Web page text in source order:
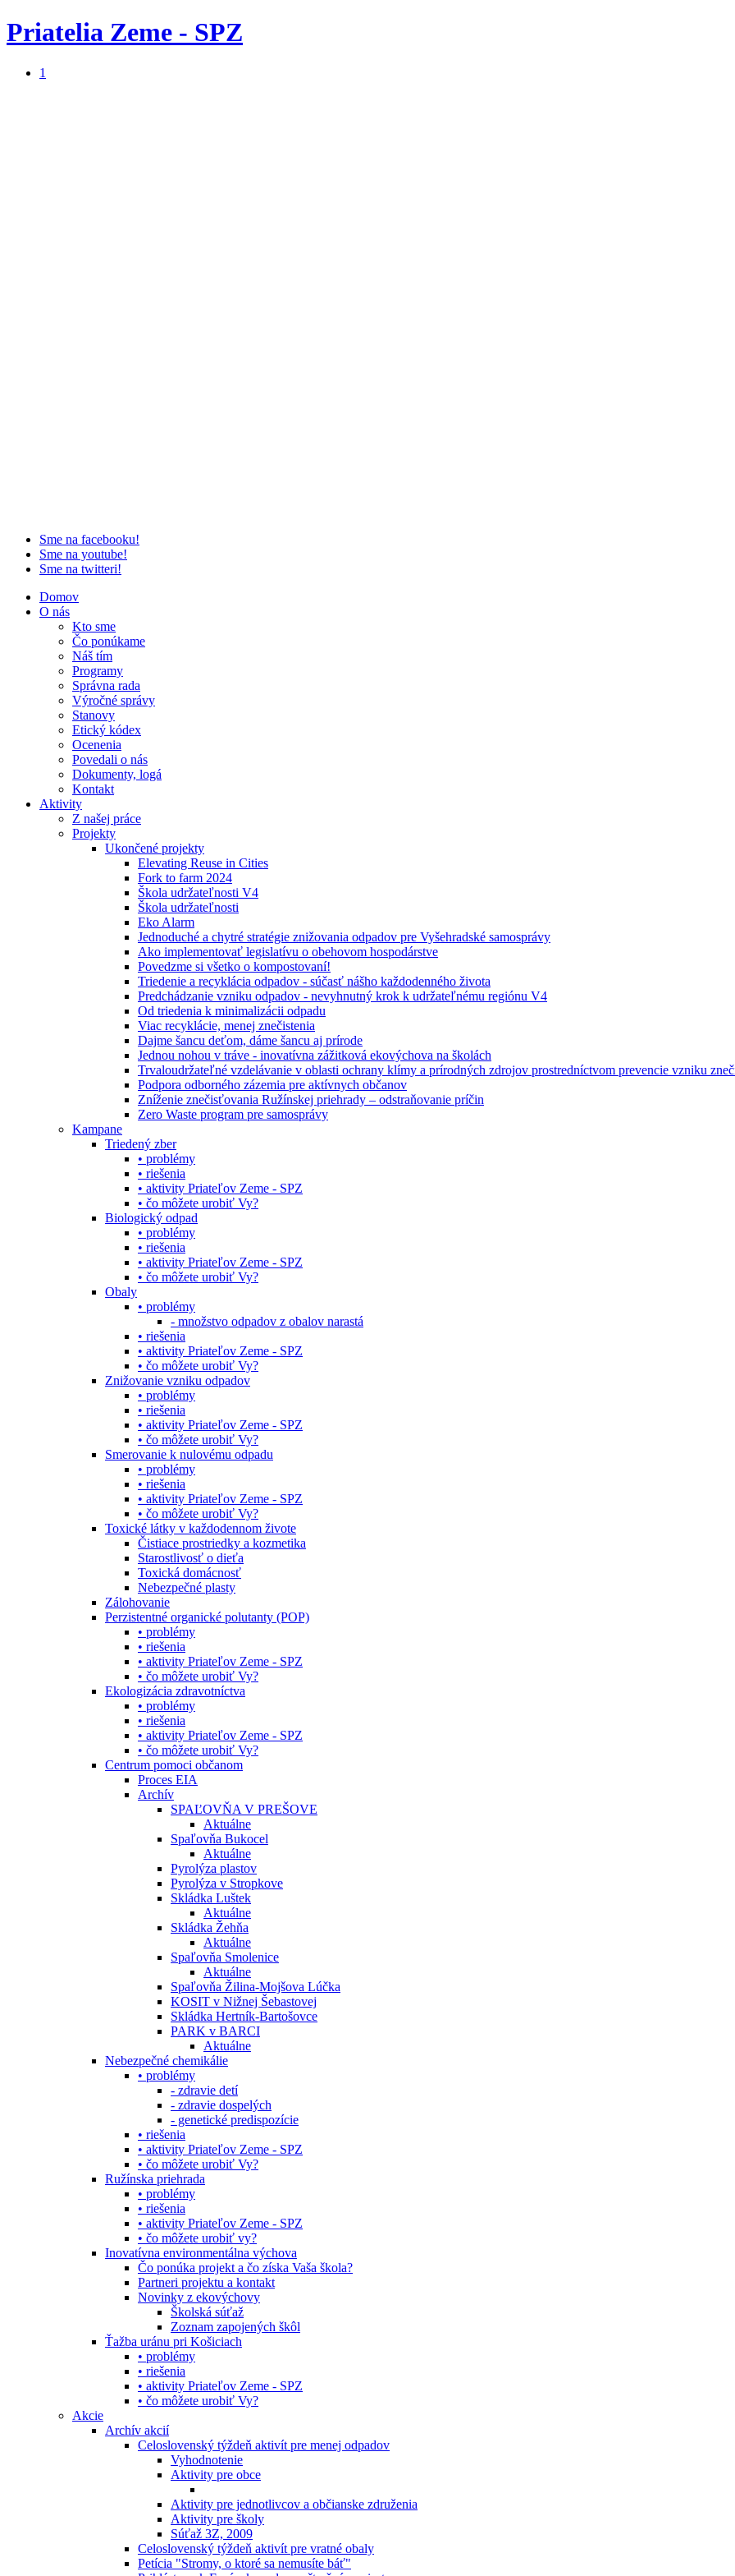
Priatelia Zeme - SPZ
1
Sme na facebooku!
Sme na youtube!
Sme na twitteri!
Domov
O nás
Kto sme
Čo ponúkame
Náš tím
Programy
Správna rada
Výročné správy
Stanovy
Etický kódex
Ocenenia
Povedali o nás
Dokumenty, logá
Kontakt
Aktivity
Z našej práce
Projekty
Ukončené projekty
Elevating Reuse in Cities
Fork to farm 2024
Škola udržateľnosti V4
Škola udržateľnosti
Eko Alarm
Jednoduché a chytré stratégie znižovania odpadov pre Vyšehradské samosprávy
Ako implementovať legislatívu o obehovom hospodárstve
Povedzme si všetko o kompostovaní!
Triedenie a recyklácia odpadov - súčasť nášho každodenného života
Predchádzanie vzniku odpadov - nevyhnutný krok k udržateľnému regiónu V4
Od triedenia k minimalizácii odpadu
Viac recyklácie, menej znečistenia
Dajme šancu deťom, dáme šancu aj prírode
Jednou nohou v tráve - inovatívna zážitková ekovýchova na školách
Trvaloudržateľné vzdelávanie v oblasti ochrany klímy a prírodných zdrojov prostredníctvom prevencie vzniku
Podpora odborného zázemia pre aktívnych občanov
Zníženie znečisťovania Ružínskej priehrady – odstraňovanie príčin
Zero Waste program pre samosprávy
Kampane
Triedený zber
• problémy
• riešenia
• aktivity Priateľov Zeme - SPZ
• čo môžete urobiť Vy?
Biologický odpad
• problémy
• riešenia
• aktivity Priateľov Zeme - SPZ
• čo môžete urobiť Vy?
Obaly
• problémy
- množstvo odpadov z obalov narastá
• riešenia
• aktivity Priateľov Zeme - SPZ
• čo môžete urobiť Vy?
Znižovanie vzniku odpadov
• problémy
• riešenia
• aktivity Priateľov Zeme - SPZ
• čo môžete urobiť Vy?
Smerovanie k nulovému odpadu
• problémy
• riešenia
• aktivity Priateľov Zeme - SPZ
• čo môžete urobiť Vy?
Toxické látky v každodennom živote
Čistiace prostriedky a kozmetika
Starostlivosť o dieťa
Toxická domácnosť
Nebezpečné plasty
Zálohovanie
Perzistentné organické polutanty (POP)
• problémy
• riešenia
• aktivity Priateľov Zeme - SPZ
• čo môžete urobiť Vy?
Ekologizácia zdravotníctva
• problémy
• riešenia
• aktivity Priateľov Zeme - SPZ
• čo môžete urobiť Vy?
Centrum pomoci občanom
Proces EIA
Archív
SPAĽOVŇA V PREŠOVE
Aktuálne
Spaľovňa Bukocel
Aktuálne
Pyrolýza plastov
Pyrolýza v Stropkove
Skládka Luštek
Aktuálne
Skládka Žehňa
Aktuálne
Spaľovňa Smolenice
Aktuálne
Spaľovňa Žilina-Mojšova Lúčka
KOSIT v Nižnej Šebastovej
Skládka Hertník-Bartošovce
PARK v BARCI
Aktuálne
Nebezpečné chemikálie
• problémy
- zdravie detí
- zdravie dospelých
- genetické predispozície
• riešenia
• aktivity Priateľov Zeme - SPZ
• čo môžete urobiť Vy?
Ružínska priehrada
• problémy
• riešenia
• aktivity Priateľov Zeme - SPZ
• čo môžete urobiť vy?
Inovatívna environmentálna výchova
Čo ponúka projekt a čo získa Vaša škola?
Partneri projektu a kontakt
Novinky z ekovýchovy
Školská súťaž
Zoznam zapojených škôl
Ťažba uránu pri Košiciach
• problémy
• riešenia
• aktivity Priateľov Zeme - SPZ
• čo môžete urobiť Vy?
Akcie
Archív akcií
Celoslovenský týždeň aktivít pre menej odpadov
Vyhodnotenie
Aktivity pre obce
Aktivity pre jednotlivcov a občianske združenia
Aktivity pre školy
Súťaž 3Z, 2009
Celoslovenský týždeň aktivít pre vratné obaly
Petícia "Stromy, o ktoré sa nemusíte báť"